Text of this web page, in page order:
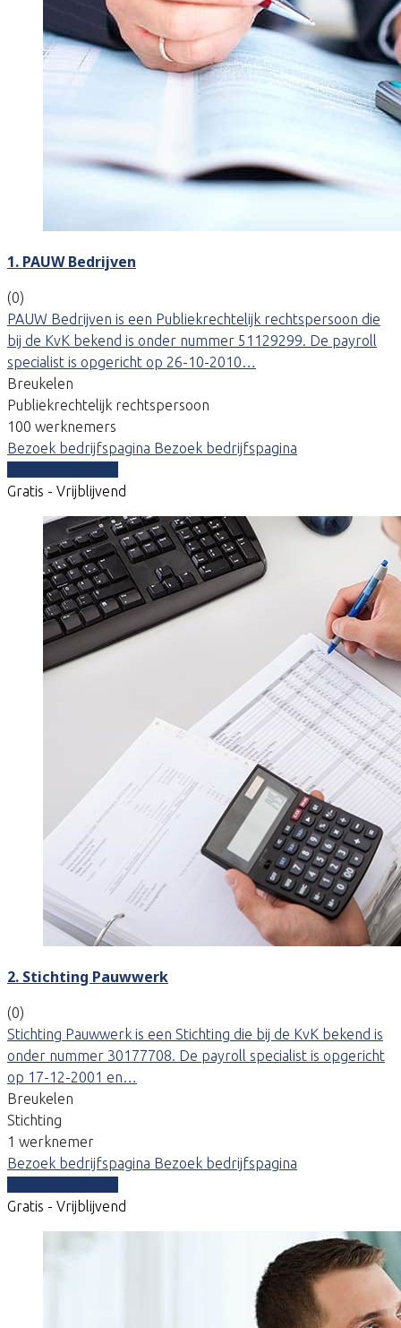
1. PAUW Bedrijven
(0)
PAUW Bedrijven is een Publiekrechtelijk rechtspersoon die
bij de KvK bekend is onder nummer 51129299. De payroll
specialist is opgericht op 26-10-2010…
Breukelen
Publiekrechtelijk rechtspersoon
100 werknemers
Bezoek bedrijfspagina Bezoek bedrijfspagina
Gratis - Vrijblijvend
2. Stichting Pauwwerk
(0)
Stichting Pauwwerk is een Stichting die bij de KvK bekend is
onder nummer 30177708. De payroll specialist is opgericht
op 17-12-2001 en…
Breukelen
Stichting
1 werknemer
Bezoek bedrijfspagina Bezoek bedrijfspagina
Gratis - Vrijblijvend